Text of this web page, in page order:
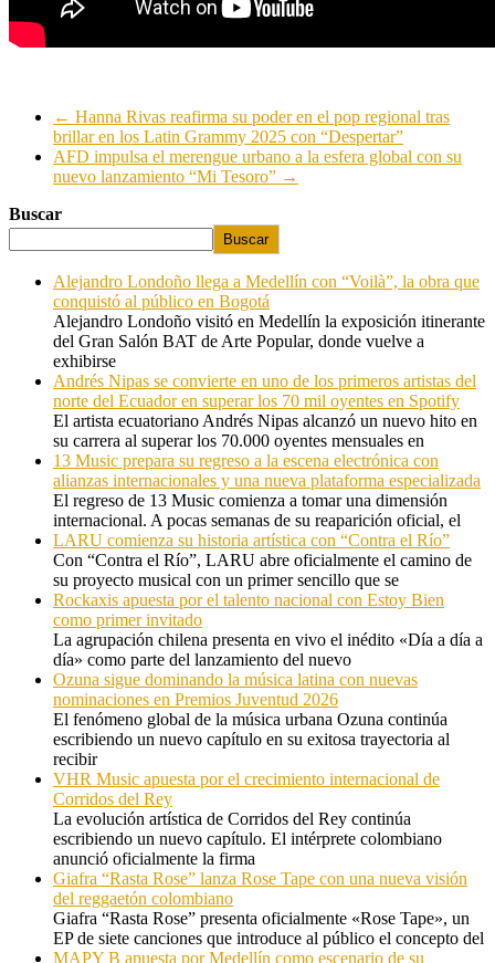
← Hanna Rivas reafirma su poder en el pop regional tras
brillar en los Latin Grammy 2025 con “Despertar”
AFD impulsa el merengue urbano a la esfera global con su
nuevo lanzamiento “Mi Tesoro” →
Buscar
Buscar
Alejandro Londoño llega a Medellín con “Voilà”, la obra que
conquistó al público en Bogotá
Alejandro Londoño visitó en Medellín la exposición itinerante
del Gran Salón BAT de Arte Popular, donde vuelve a
exhibirse
Andrés Nipas se convierte en uno de los primeros artistas del
norte del Ecuador en superar los 70 mil oyentes en Spotify
El artista ecuatoriano Andrés Nipas alcanzó un nuevo hito en
su carrera al superar los 70.000 oyentes mensuales en
13 Music prepara su regreso a la escena electrónica con
alianzas internacionales y una nueva plataforma especializada
El regreso de 13 Music comienza a tomar una dimensión
internacional. A pocas semanas de su reaparición oficial, el
LARU comienza su historia artística con “Contra el Río”
Con “Contra el Río”, LARU abre oficialmente el camino de
su proyecto musical con un primer sencillo que se
Rockaxis apuesta por el talento nacional con Estoy Bien
como primer invitado
La agrupación chilena presenta en vivo el inédito «Día a día a
día» como parte del lanzamiento del nuevo
Ozuna sigue dominando la música latina con nuevas
nominaciones en Premios Juventud 2026
El fenómeno global de la música urbana Ozuna continúa
escribiendo un nuevo capítulo en su exitosa trayectoria al
recibir
VHR Music apuesta por el crecimiento internacional de
Corridos del Rey
La evolución artística de Corridos del Rey continúa
escribiendo un nuevo capítulo. El intérprete colombiano
anunció oficialmente la firma
Giafra “Rasta Rose” lanza Rose Tape con una nueva visión
del reggaetón colombiano
Giafra “Rasta Rose” presenta oficialmente «Rose Tape», un
EP de siete canciones que introduce al público el concepto del
MAPY B apuesta por Medellín como escenario de su